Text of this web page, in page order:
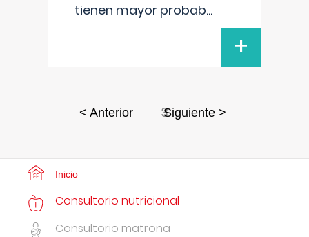
tienen mayor probab...
+
< Anterior 3Siguiente >
Inicio
Consultorio nutricional
Consultorio matrona